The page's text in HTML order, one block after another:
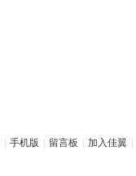
手机版 留言板 加入佳翼